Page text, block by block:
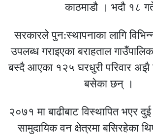
काठमाडौ । भदौ १८
सरकारले पुन:स्थापनाका लागि
उपलब्ध गराइएका बराहताल
बस्दै आएका १२५ घरधुरी परिवार अझै
बसेका छन् ।
२०७१ मा बाढीबाट विस्थापित भएर
सामुदायिक वन क्षेत्रमा बसिरहेका